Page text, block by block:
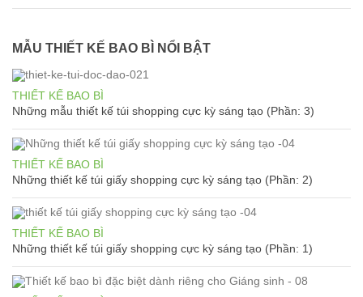
MẪU THIẾT KẾ BAO BÌ NỔI BẬT
THIẾT KẾ BAO BÌ
Những mẫu thiết kế túi shopping cực kỳ sáng tạo (Phần: 3)
THIẾT KẾ BAO BÌ
Những thiết kế túi giấy shopping cực kỳ sáng tạo (Phần: 2)
THIẾT KẾ BAO BÌ
Những thiết kế túi giấy shopping cực kỳ sáng tạo (Phần: 1)